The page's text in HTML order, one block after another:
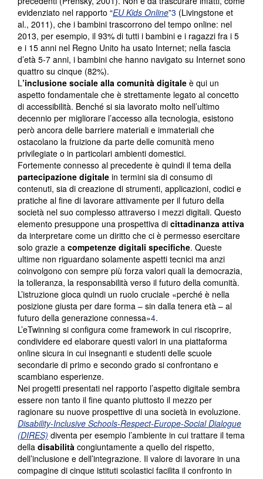
evidenziato nel rapporto “EU Kids Online”3 (Livingstone et
al., 2011), che i bambini trascorrono del tempo online: nel
2013, per esempio, il 93% di tutti i bambini e i ragazzi fra i 5
e i 15 anni nel Regno Unito ha usato Internet; nella fascia
d’età 5-7 anni, i bambini che hanno navigato su Internet sono
quattro su cinque (82%).
L’inclusione sociale alla comunità digitale è qui un
aspetto fondamentale che è strettamente legato al concetto
di accessibilità. Benché si sia lavorato molto nell’ultimo
decennio per migliorare l’accesso alla tecnologia, esistono
però ancora delle barriere materiali e immateriali che
ostacolano la fruizione da parte delle comunità meno
privilegiate o in particolari ambienti domestici.
Fortemente connesso al precedente è quindi il tema della
partecipazione digitale in termini sia di consumo di
contenuti, sia di creazione di strumenti, applicazioni, codici e
pratiche al fine di lavorare attivamente per il futuro della
società nel suo complesso attraverso i mezzi digitali. Questo
elemento presuppone una prospettiva di cittadinanza attiva
da interpretare come un diritto che ci è permesso esercitare
solo grazie a competenze digitali specifiche. Queste
ultime non riguardano solamente aspetti tecnici ma anzi
coinvolgono con sempre più forza valori quali la democrazia,
la tolleranza, la responsabilità verso il futuro della comunità.
L’istruzione gioca quindi un ruolo cruciale «perché è nella
posizione giusta per dare forma – sin dalla tenera età – al
futuro della generazione connessa»4.
L’eTwinning si configura come framework in cui riscoprire,
condividere ed elaborare questi valori in una piattaforma
online sicura in cui insegnanti e studenti delle scuole
secondarie di primo e secondo grado si confrontano e
scambiano esperienze.
Nei progetti presentati nel rapporto l’aspetto digitale sembra
essere non tanto il fine quanto piuttosto il mezzo per
ragionare su nuove prospettive di una società in evoluzione.
Disability-Inclusive Schools-Respect-Europe-Social Dialogue
(DIRES) diventa per esempio l’ambiente in cui trattare il tema
della disabilità congiuntamente a quello del rispetto,
dell’inclusione e dell’integrazione. Il valore di lavorare in una
compagine di cinque istituti scolastici facilita il confronto in